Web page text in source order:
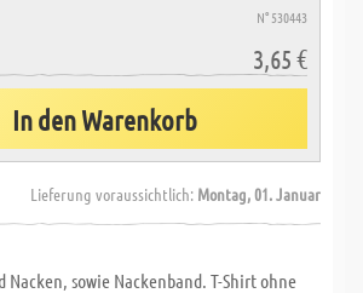
N° 530443
3,65 €
In den Warenkorb
Lieferung voraussichtlich: Montag, 01. Januar
sowie Nackenband. T-Shirt ohne